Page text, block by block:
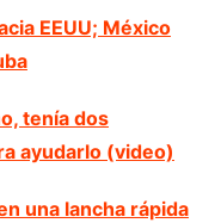
EEUU; México
tenía dos
ayudarlo (video)
una lancha rápida